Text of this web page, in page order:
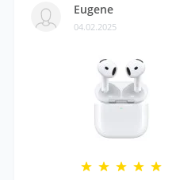
Eugene
04.02.2025